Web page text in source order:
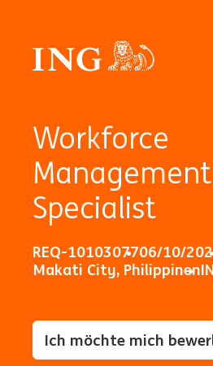
Workforce
Management
Specialist
REQ-1010307706/10/
Makati City, Philippinen
Ich möchte mich